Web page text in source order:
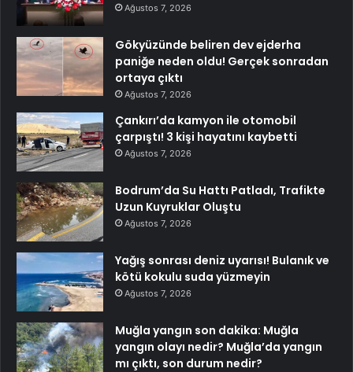
Ağustos 7, 2026
Gökyüzünde beliren dev ejderha
paniğe neden oldu! Gerçek sonradan
ortaya çıktı
Ağustos 7, 2026
Çankırı’da kamyon ile otomobil
çarpıştı! 3 kişi hayatını kaybetti
Ağustos 7, 2026
Bodrum’da Su Hattı Patladı, Trafikte
Uzun Kuyruklar Oluştu
Ağustos 7, 2026
Yağış sonrası deniz uyarısı! Bulanık ve
kötü kokulu suda yüzmeyin
Ağustos 7, 2026
Muğla yangın son dakika: Muğla
yangın olayı nedir? Muğla’da yangın
mı çıktı, son durum nedir?